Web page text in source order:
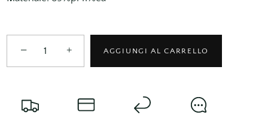
− + AGGIUNGI AL CARRELLO